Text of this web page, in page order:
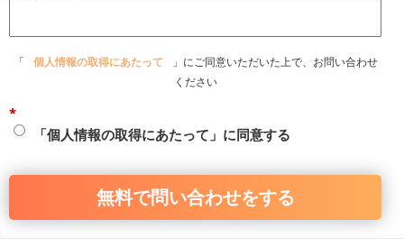
「 個人情報の取得にあたって
」にご同意いただいた上で、お問い合わせ
ください
*
「個人情報の取得にあたって」に同意する
無料で問い合わせをする